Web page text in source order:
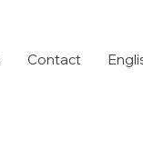
Contact